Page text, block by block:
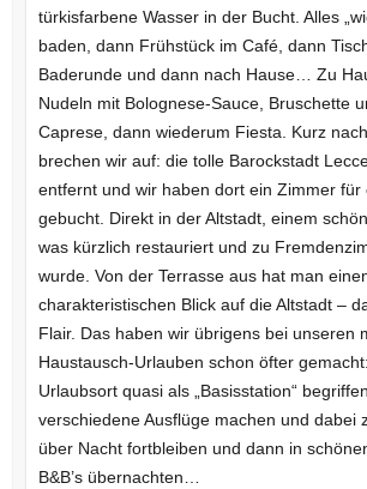
türkisfarbene Wasser in der Bucht. Alles
baden, dann Frühstück im Café, dann
Baderunde und dann nach Hause… Zu
Nudeln mit Bolognese-Sauce, Bruschette
Caprese, dann wiederum Fiesta. Kurz
brechen wir auf: die tolle Barockstadt
entfernt und wir haben dort ein Zimmer für
gebucht. Direkt in der Altstadt, einem
was kürzlich restauriert und zu
wurde. Von der Terrasse aus hat man
charakteristischen Blick auf die Altstadt –
Flair. Das haben wir übrigens bei unseren
Haustausch-Urlauben schon öfter
Urlaubsort quasi als „Basisstation“
verschiedene Ausflüge machen und dabei
über Nacht fortbleiben und dann in
B&B’s übernachten…